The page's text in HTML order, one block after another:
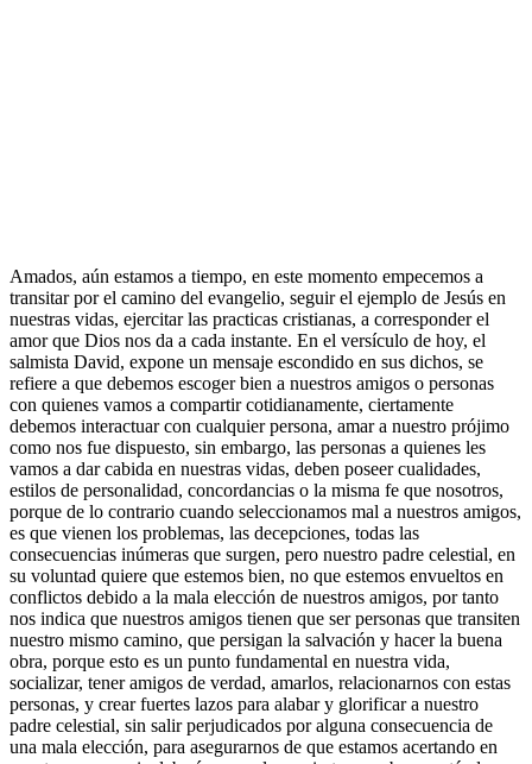
Amados, aún estamos a tiempo, en este momento empecemos a
transitar por el camino del evangelio, seguir el ejemplo de Jesús en
nuestras vidas, ejercitar las practicas cristianas, a corresponder el
amor que Dios nos da a cada instante. En el versículo de hoy, el
salmista David, expone un mensaje escondido en sus dichos, se
refiere a que debemos escoger bien a nuestros amigos o personas
con quienes vamos a compartir cotidianamente, ciertamente
debemos interactuar con cualquier persona, amar a nuestro prójimo
como nos fue dispuesto, sin embargo, las personas a quienes les
vamos a dar cabida en nuestras vidas, deben poseer cualidades,
estilos de personalidad, concordancias o la misma fe que nosotros,
porque de lo contrario cuando seleccionamos mal a nuestros amigos,
es que vienen los problemas, las decepciones, todas las
consecuencias inúmeras que surgen, pero nuestro padre celestial, en
su voluntad quiere que estemos bien, no que estemos envueltos en
conflictos debido a la mala elección de nuestros amigos, por tanto
nos indica que nuestros amigos tienen que ser personas que transiten
nuestro mismo camino, que persigan la salvación y hacer la buena
obra, porque esto es un punto fundamental en nuestra vida,
socializar, tener amigos de verdad, amarlos, relacionarnos con estas
personas, y crear fuertes lazos para alabar y glorificar a nuestro
padre celestial, sin salir perjudicados por alguna consecuencia de
una mala elección, para asegurarnos de que estamos acertando en